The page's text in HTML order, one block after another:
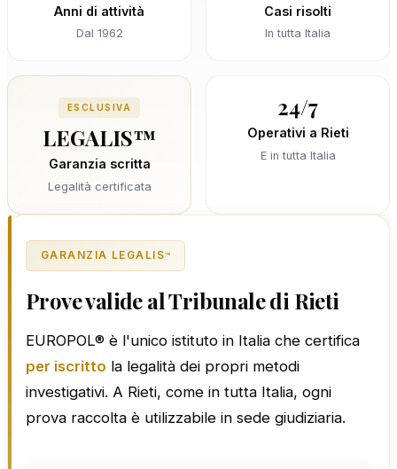
Anni di attività
Dal 1962
Casi risolti
In tutta Italia
ESCLUSIVA
LEGALIS™
Garanzia scritta
Legalità certificata
24/7
Operativi a Rieti
E in tutta Italia
GARANZIA LEGALIS™
Prove valide al Tribunale di Rieti
EUROPOL® è l'unico istituto in Italia che certifica
per iscritto la legalità dei propri metodi
investigativi. A Rieti, come in tutta Italia, ogni
prova raccolta è utilizzabile in sede giudiziaria.